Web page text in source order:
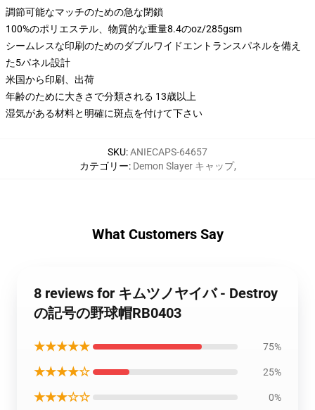
調節可能なマッチのための急な閉鎖
100%のポリエステル、物質的な重量8.4のoz/285gsm
シームレスな印刷のためのダブルワイドエントランスパネルを備え
た5パネル設計
米国から印刷、出荷
年齢のために大きさで分類される 13歳以上
湿気がある材料と明確に斑点を付けて下さい
SKU:ANIECAPS-64657
カテゴリー: Demon Slayer キャップ,
What Customers Say
8 reviews for キムツノヤイバ - Destroy
の記号の野球帽RB0403
★★★★★ 75%
★★★★☆ 25%
★★★☆☆ 0%